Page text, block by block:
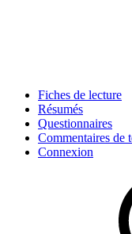
Fiches de lecture
Résumés
Questionnaires
Commentaires de
Connexion